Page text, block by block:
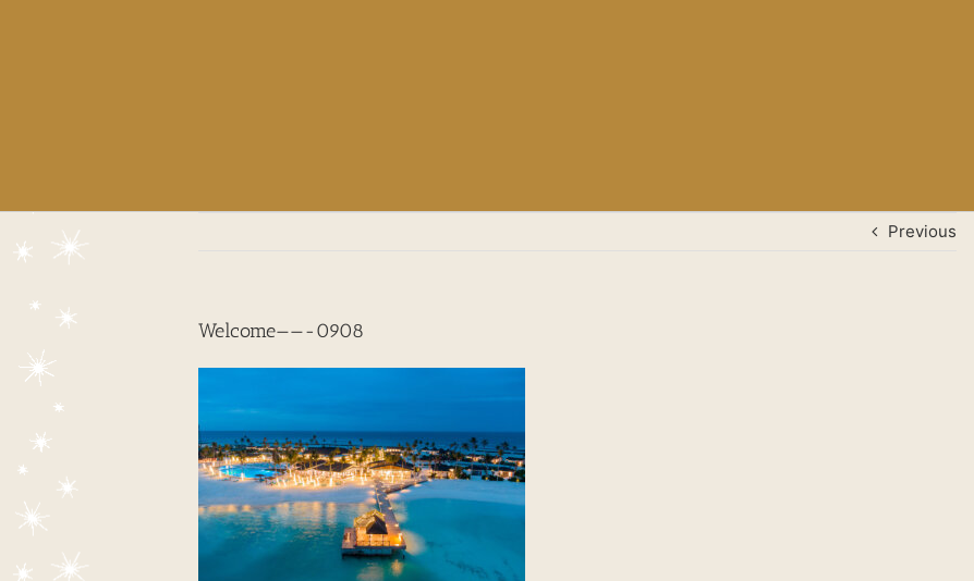
Previous
Welcome——-0908